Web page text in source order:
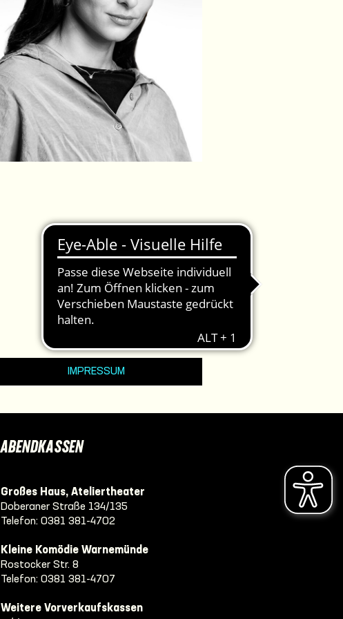
IMPRESSUM
ABENDKASSEN
Großes Haus, Ateliertheater
Doberaner Straße 134/135
Telefon: 0381 381-4702
Kleine Komödie Warnemünde
Rostocker Str. 8
Telefon: 0381 381-4707
Weitere Vorverkaufskassen